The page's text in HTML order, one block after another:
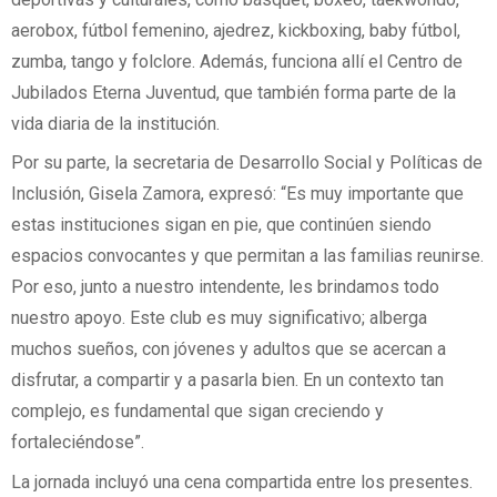
aerobox, fútbol femenino, ajedrez, kickboxing, baby fútbol,
zumba, tango y folclore. Además, funciona allí el Centro de
Jubilados Eterna Juventud, que también forma parte de la
vida diaria de la institución.
Por su parte, la secretaria de Desarrollo Social y Políticas de
Inclusión, Gisela Zamora, expresó: “Es muy importante que
estas instituciones sigan en pie, que continúen siendo
espacios convocantes y que permitan a las familias reunirse.
Por eso, junto a nuestro intendente, les brindamos todo
nuestro apoyo. Este club es muy significativo; alberga
muchos sueños, con jóvenes y adultos que se acercan a
disfrutar, a compartir y a pasarla bien. En un contexto tan
complejo, es fundamental que sigan creciendo y
fortaleciéndose”.
La jornada incluyó una cena compartida entre los presentes.